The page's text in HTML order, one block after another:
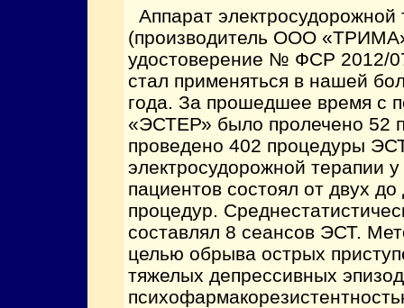
Аппарат
(производитель ООО «ТРИМА»
удостоверение № ФСР 2012/
стал применяться в нашей
года. За прошедшее время с
«ЭСТЕР» было пролечено 52
проведено 402 процедуры
электросудорожной терапии
пациентов состоял от двух до
процедур.
составлял 8 сеансов ЭСТ.
целью обрыва острых
тяжелых депрессивных